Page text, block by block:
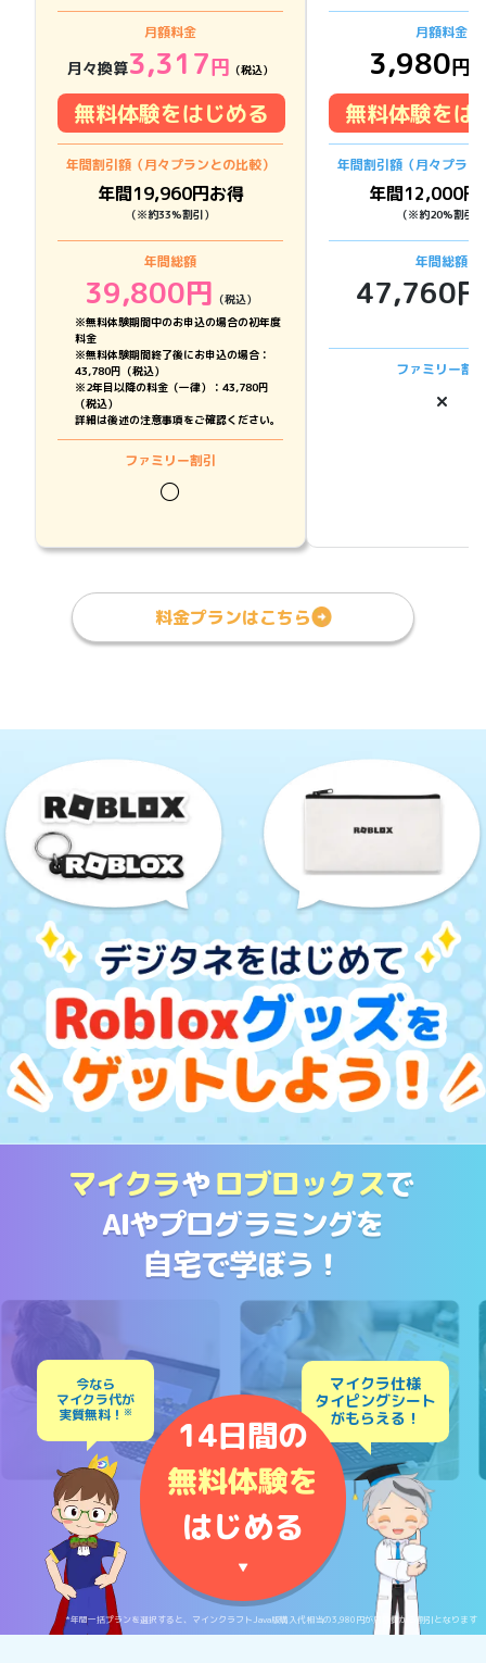
月額料金
月々換算3,317円 （税込）
無料体験をはじめる
年間割引額（月々プランとの比較）
年間19,960円お得
（※約33%割引）
年間総額
39,800円 （税込）
※無料体験期間中のお申込の場合の初年度
料金
※無料体験期間終了後にお申込の場合：
43,780円（税込）
※2年目以降の料金（一律）：43,780円
（税込）
詳細は後述の注意事項をご確認ください。
ファミリー割引
◯
月額料金
3,980円
無料体験をは
年間割引額（月々プラン
年間12,000円
（※約20%割引）
年間総額
47,760円
ファミリー割引
×
料金プランはこちら
マイクラやロブロックスで
AIやプログラミングを
自宅で学ぼう！
今なら
マイクラ代が
実質無料！ ※
マイクラ仕様
タイピングシート
がもらえる！
14日間の
無料体験を
はじめる
▼
*年間一括プランを選択すると、マインクラフトJava版購入代相当の3,980円が月額費から割引となります